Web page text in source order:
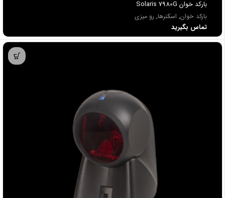
باركد خوان Solaris 7980G
بارکد خوان, اسکنرها, رو میزی
تماس بگیرید